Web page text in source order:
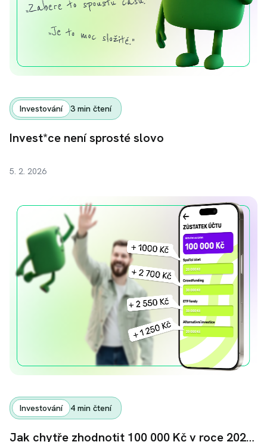
Investování 3 min čtení
Invest*ce není sprosté slovo
5. 2. 2026
Investování 4 min čtení
Jak chytře zhodnotit 100 000 Kč v roce 2026?